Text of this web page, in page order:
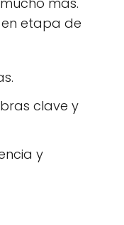
etapa de
clave y
y